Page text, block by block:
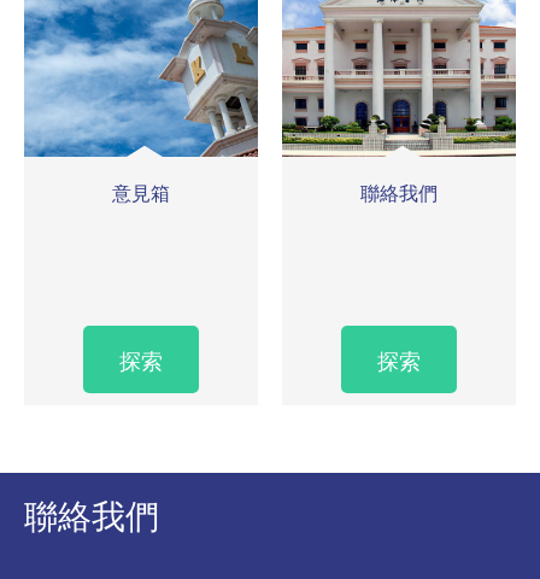
意見箱
探索
聯絡我們
探索
聯絡我們